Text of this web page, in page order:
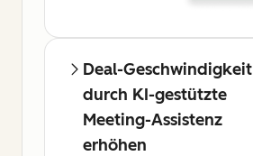
Deal-Geschwindigkeit
durch KI-gestützte
Meeting-Assistenz
erhöhen